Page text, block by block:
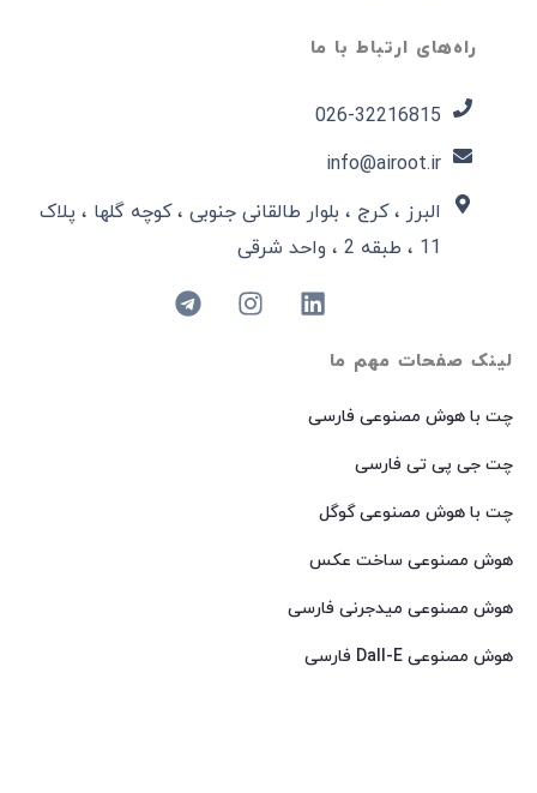
لینک صفحات مهم ما
چت با هوش مصنوعی فارسی
چت جی پی تی فارسی
چت با هوش مصنوعی گوگل
هوش مصنوعی ساخت عکس
هوش مصنوعی میدجرنی فارسی
هوش مصنوعی Dall-E فارسی
راه‌های ارتباط با ما
026-32216815​
info@airoot.ir
البرز ، کرج ، بلوار طالقانی جنوبی ، کوچه گلها ، پلاک
11 ، طبقه 2 ، واحد شرقی